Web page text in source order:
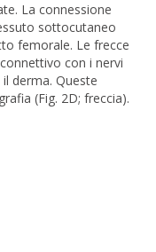
La connessione
sottocutaneo
femorale. Le frecce
con i nervi
derma. Queste
(Fig. 2D; freccia).